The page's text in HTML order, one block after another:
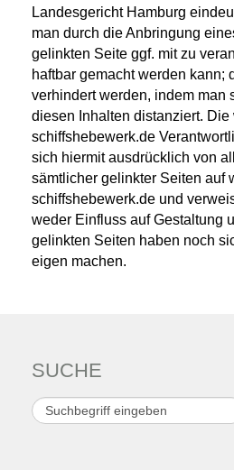
Landesgericht Hamburg
man durch die Anbringung
gelinkten Seite ggf. mit zu
haftbar gemacht werden kann;
verhindert werden, indem man
diesen Inhalten distanziert. Die
schiffshebewerk.de
sich hiermit ausdrücklich von
sämtlicher gelinkter Seiten auf
schiffshebewerk.de und
weder Einfluss auf Gestaltung
gelinkten Seiten haben noch
eigen machen.
SUCHE
Suchen
...